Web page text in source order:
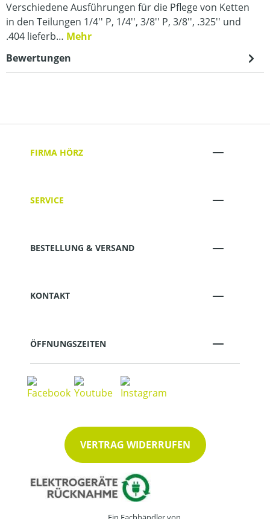
Verschiedene Ausführungen für die Pflege von Ketten
in den Teilungen 1/4'' P, 1/4'', 3/8'' P, 3/8'', .325'' und
.404 lieferb… Mehr
Bewertungen
FIRMA HÖRZ
SERVICE
BESTELLUNG & VERSAND
KONTAKT
ÖFFNUNGSZEITEN
VERTRAG WIDERRUFEN